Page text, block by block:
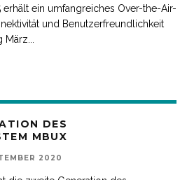
ein umfangreiches Over-the-Air-
und Benutzerfreundlichkeit
März
DES
MBUX
2020